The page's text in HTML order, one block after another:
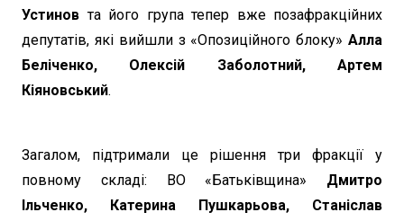
Устинов та його група тепер вже позафракційних
депутатів, які вийшли з «Опозиційного блоку» Алла
Беліченко, Олексій Заболотний, Артем
Кіяновський.
Загалом, підтримали це рішення три фракції у
повному складі: ВО «Батьківщина» Дмитро
Ільченко, Катерина Пушкарьова, Станіслав